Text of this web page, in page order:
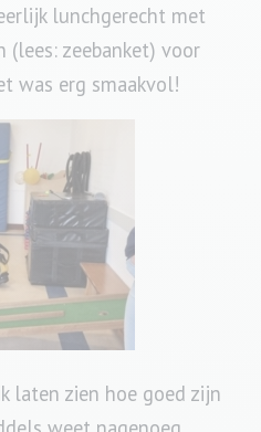
lunchgerecht met
(lees: zeebanket) voor
was erg smaakvol!
laten zien hoe goed zijn